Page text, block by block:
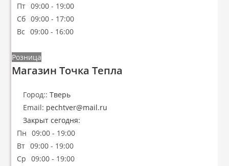
Пт 09:00 - 19:00
Сб 09:00 - 17:00
Вс
09:00 - 16:00
Розница
Магазин Точка Тепла
Город:: Тверь
Email: pechtver@mail.ru
Закрыт сегодня:
Пн
09:00 - 19:00
Вт 09:00 - 19:00
Ср
09:00 - 19:00